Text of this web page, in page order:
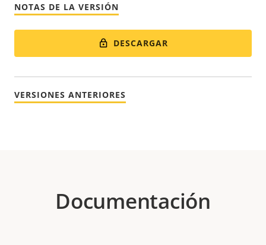
NOTAS DE LA VERSIÓN
DESCARGAR
VERSIONES ANTERIORES
Documentación